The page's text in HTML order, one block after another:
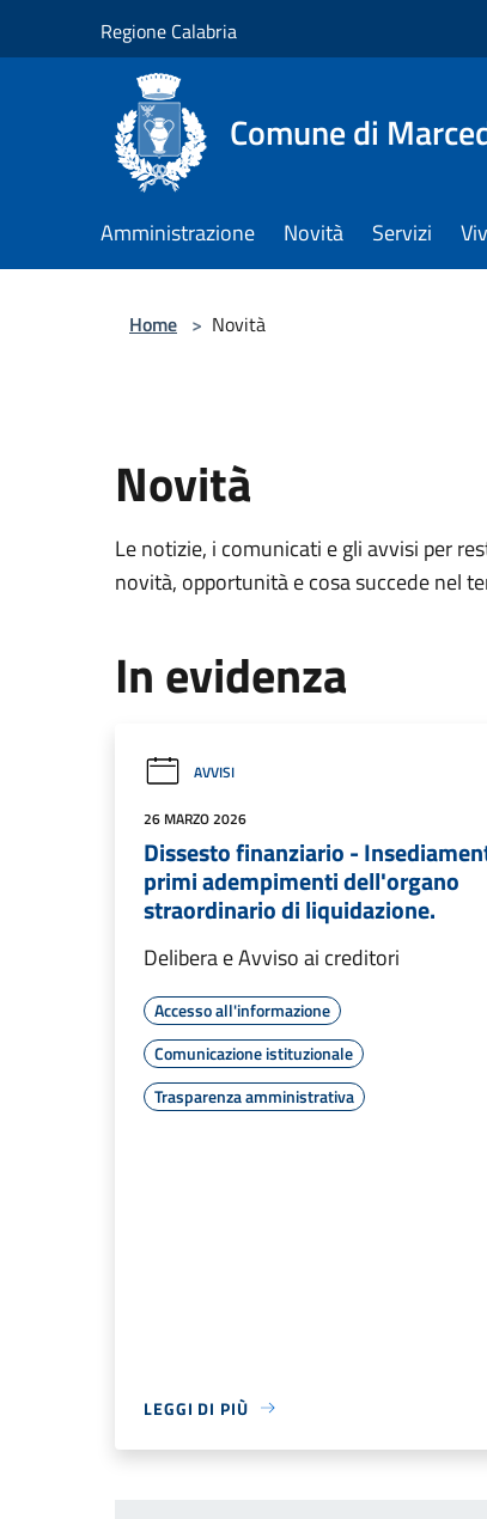
Regione Calabria
Comune di
Amministrazione Novità Servizi
Home > Novità
Novità
Le notizie, i comunicati e gli avvisi per
novità, opportunità e cosa succede nel
In evidenza
AVVISI
26 MARZO 2026
Dissesto finanziario -
primi adempimenti dell'organo
straordinario di liquidazione.
Delibera e Avviso ai creditori
Accesso all'informazione
Comunicazione istituzionale
Trasparenza amministrativa
LEGGI DI PIÙ